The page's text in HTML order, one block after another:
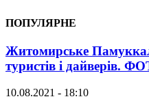
ПОПУЛЯРНЕ
Житомирське
туристів і дайверів.
10.08.2021 - 18:10